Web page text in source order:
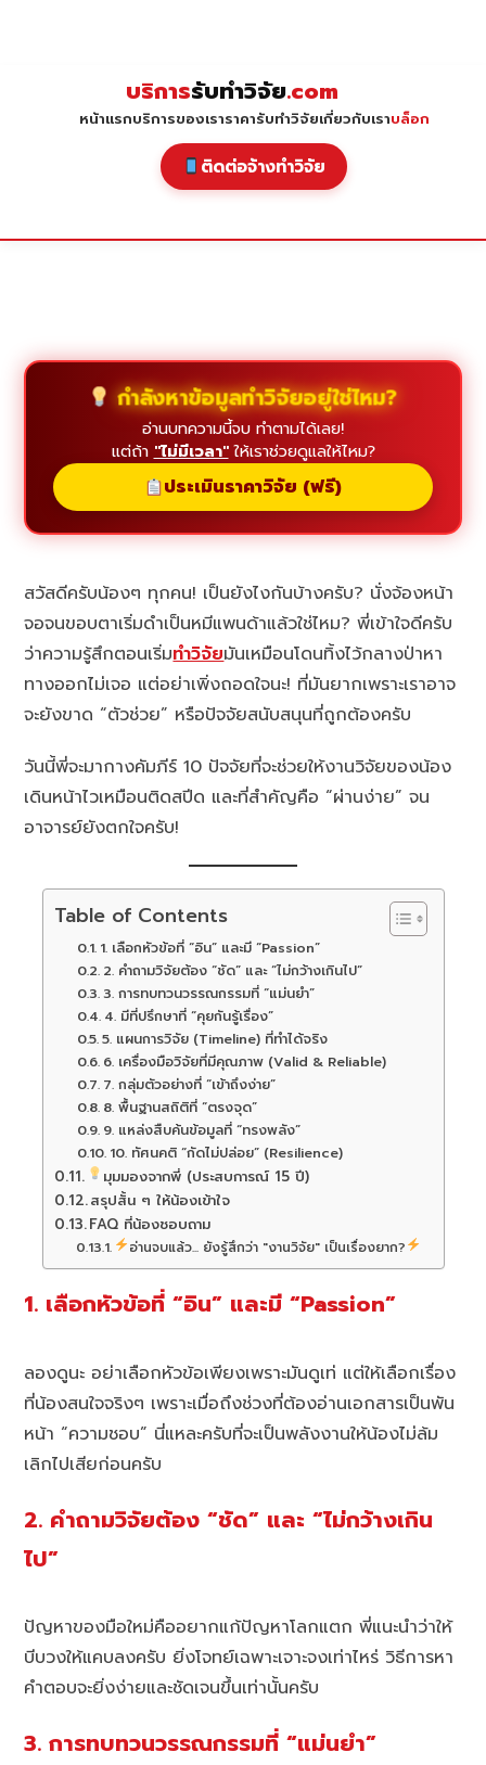
บริการรับทำวิจัย.com
หน้าแรกบริการของเราราคารับทำวิจัยเกี่ยวกับเราบล็อก
ติดต่อจ้างทำวิจัย
กำลังหาข้อมูลทำวิจัยอยู่ใช่ไหม?
อ่านบทความนี้จบ ทำตามได้เลย!
แต่ถ้า "ไม่มีเวลา"ให้เราช่วยดูแลให้ไหม?
ประเมินราคาวิจัย (ฟรี)
สวัสดีครับน้องๆ ทุกคน! เป็นยังไงกันบ้างครับ? นั่งจ้องหน้า
จอจนขอบตาเริ่มดำเป็นหมีแพนด้าแล้วใช่ไหม? พี่เข้าใจดีครับ
ว่าความรู้สึกตอนเริ่มทำวิจัยมันเหมือนโดนทิ้งไว้กลางป่าหา
ทางออกไม่เจอ แต่อย่าเพิ่งถอดใจนะ! ที่มันยากเพราะเราอาจ
จะยังขาด “ตัวช่วย” หรือปัจจัยสนับสนุนที่ถูกต้องครับ
วันนี้พี่จะมากางคัมภีร์ 10 ปัจจัยที่จะช่วยให้งานวิจัยของน้อง
เดินหน้าไวเหมือนติดสปีด และที่สำคัญคือ “ผ่านง่าย” จน
อาจารย์ยังตกใจครับ!
Table of Contents
1. เลือกหัวข้อที่ “อิน” และมี “Passion”
2. คำถามวิจัยต้อง “ชัด” และ “ไม่กว้างเกินไป”
3. การทบทวนวรรณกรรมที่ “แม่นยำ”
4. มีที่ปรึกษาที่ “คุยกันรู้เรื่อง”
5. แผนการวิจัย (Timeline) ที่ทำได้จริง
6. เครื่องมือวิจัยที่มีคุณภาพ (Valid & Reliable)
7. กลุ่มตัวอย่างที่ “เข้าถึงง่าย”
8. พื้นฐานสถิติที่ “ตรงจุด”
9. แหล่งสืบค้นข้อมูลที่ “ทรงพลัง”
10. ทัศนคติ “กัดไม่ปล่อย” (Resilience)
มุมมองจากพี่ (ประสบการณ์ 15 ปี)
สรุปสั้น ๆ ให้น้องเข้าใจ
FAQ ที่น้องชอบถาม
อ่านจบแล้ว... ยังรู้สึกว่า "งานวิจัย" เป็นเรื่องยาก?
1. เลือกหัวข้อที่ “อิน” และมี “Passion”
ลองดูนะ อย่าเลือกหัวข้อเพียงเพราะมันดูเท่ แต่ให้เลือกเรื่อง
ที่น้องสนใจจริงๆ เพราะเมื่อถึงช่วงที่ต้องอ่านเอกสารเป็นพัน
หน้า “ความชอบ” นี่แหละครับที่จะเป็นพลังงานให้น้องไม่ล้ม
เลิกไปเสียก่อนครับ
2. คำถามวิจัยต้อง “ชัด” และ “ไม่กว้างเกิน
ไป”
ปัญหาของมือใหม่คืออยากแก้ปัญหาโลกแตก พี่แนะนำว่าให้
บีบวงให้แคบลงครับ ยิ่งโจทย์เฉพาะเจาะจงเท่าไหร่ วิธีการหา
คำตอบจะยิ่งง่ายและชัดเจนขึ้นเท่านั้นครับ
3. การทบทวนวรรณกรรมที่ “แม่นยำ”